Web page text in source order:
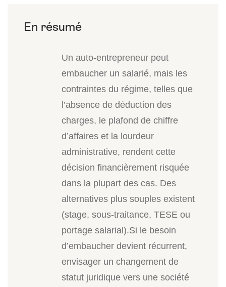
Un auto-entrepreneur peut
embaucher un salarié, mais les
contraintes du régime, telles que
l’absence de déduction des
charges, le plafond de chiffre
d’affaires et la lourdeur
administrative, rendent cette
décision financièrement risquée
dans la plupart des cas. Des
alternatives plus souples existent
(stage, sous-traitance, TESE ou
portage salarial).Si le besoin
d’embaucher devient récurrent,
envisager un changement de
statut juridique vers une société